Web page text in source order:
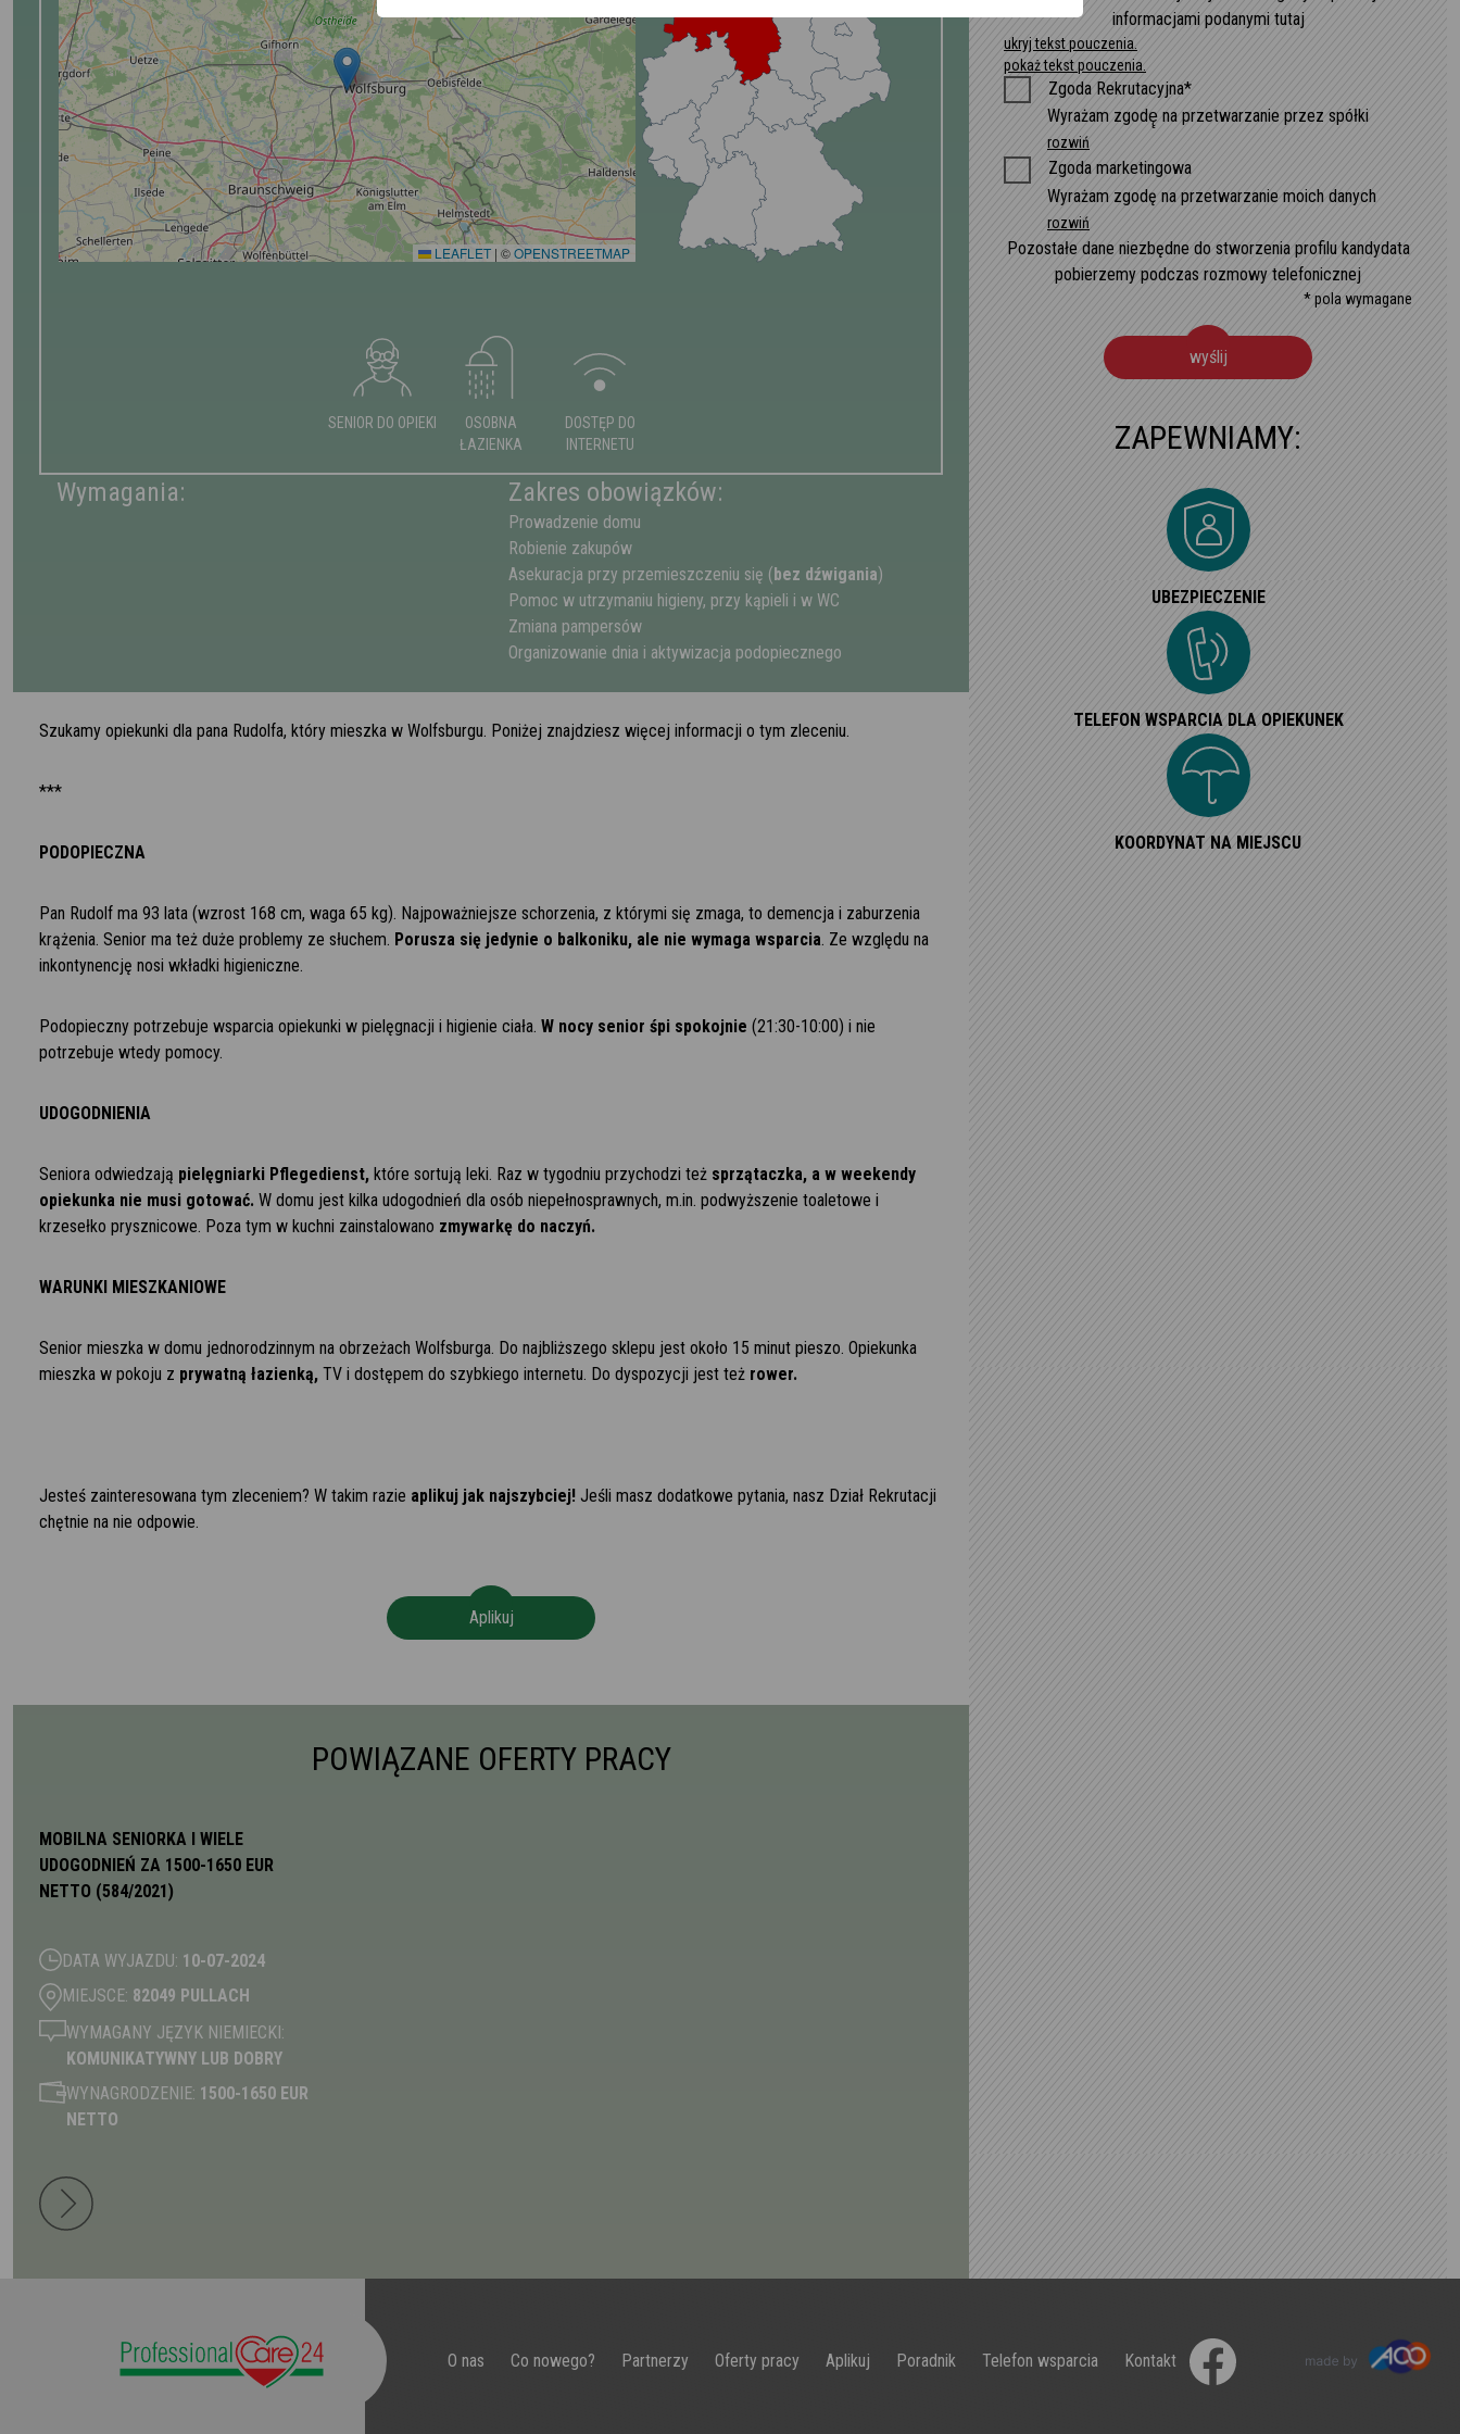
LEAFLET | ©OPENSTREETMAP
SENIOR DO OPIEKI
OSOBNA
ŁAZIENKA
DOSTĘP DO
INTERNETU
Wymagania: Zakres obowiązków:
Prowadzenie domu
Robienie zakupów
Asekuracja przy przemieszczeniu się (bez dźwigania)
Pomoc w utrzymaniu higieny, przy kąpieli i w WC
Zmiana pampersów
Organizowanie dnia i aktywizacja podopiecznego
Szukamy opiekunki dla pana Rudolfa, który mieszka w Wolfsburgu. Poniżej znajdziesz więcej informacji o tym zleceniu.
***
PODOPIECZNA
Pan Rudolf ma 93 lata (wzrost 168 cm, waga 65 kg). Najpoważniejsze schorzenia, z którymi się zmaga, to demencja i zaburzenia
krążenia. Senior ma też duże problemy ze słuchem. Porusza się jedynie o balkoniku, ale nie wymaga wsparcia. Ze względu na
inkontynencję nosi wkładki higieniczne.
Podopieczny potrzebuje wsparcia opiekunki w pielęgnacji i higienie ciała. W nocy senior śpi spokojnie (21:30-10:00) i nie
potrzebuje wtedy pomocy.
UDOGODNIENIA
Seniora odwiedzają pielęgniarki Pflegedienst, które sortują leki. Raz w tygodniu przychodzi też sprzątaczka, a w weekendy
opiekunka nie musi gotować. W domu jest kilka udogodnień dla osób niepełnosprawnych, m.in. podwyższenie toaletowe i
krzesełko prysznicowe. Poza tym w kuchni zainstalowano zmywarkę do naczyń.
WARUNKI MIESZKANIOWE
Senior mieszka w domu jednorodzinnym na obrzeżach Wolfsburga. Do najbliższego sklepu jest około 15 minut pieszo. Opiekunka
mieszka w pokoju z prywatną łazienką, TV i dostępem do szybkiego internetu. Do dyspozycji jest też rower.
Jesteś zainteresowana tym zleceniem? W takim razie aplikuj jak najszybciej! Jeśli masz dodatkowe pytania, nasz Dział Rekrutacji
chętnie na nie odpowie.
Aplikuj
POWIĄZANE OFERTY PRACY
MOBILNA SENIORKA I WIELE
UDOGODNIEŃ ZA 1500-1650 EUR
NETTO (584/2021)
DATA WYJAZDU: 10-07-2024
MIEJSCE: 82049 PULLACH
WYMAGANY JĘZYK NIEMIECKI:
KOMUNIKATYWNY LUB DOBRY
WYNAGRODZENIE: 1500-1650 EUR
NETTO
informacjami podanymi tutaj
ukryj tekst pouczenia.
pokaż tekst pouczenia.
Zgoda Rekrutacyjna*
Wyrażam zgodę̨ na przetwarzanie przez spółki
rozwiń
Zgoda marketingowa
Wyrażam zgodę na przetwarzanie moich danych
rozwiń
Pozostałe dane niezbędne do stworzenia profilu kandydata
pobierzemy podczas rozmowy telefonicznej
* pola wymagane
wyślij
ZAPEWNIAMY:
UBEZPIECZENIE
TELEFON WSPARCIA DLA OPIEKUNEK
KOORDYNAT NA MIEJSCU
O nas Co nowego? Partnerzy Oferty pracy Aplikuj Poradnik Telefon wsparcia Kontakt